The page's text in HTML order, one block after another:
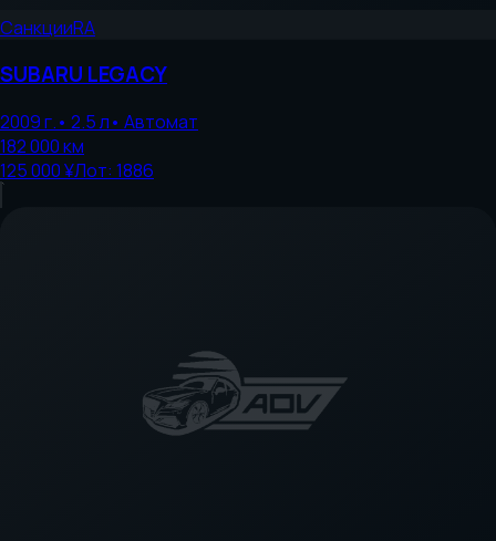
СанкцииRA
SUBARU LEGACY
2009г.• 2.5л• Автомат
182 000км
125 000 ¥Лот: 1886